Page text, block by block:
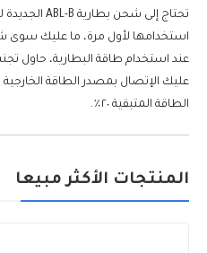
استخدامها لأول مرة، ما عليك سوى
عند استخدام طاقة البطارية، حاول
عليك الإتصال بمصدر الطاقة
الطاقة المتبقية ٢٠٪.
المنتجات الأكثر مبيعا